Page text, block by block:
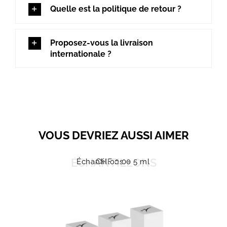
Quelle est la politique de retour ?
Proposez-vous la livraison
internationale ?
VOUS DEVRIEZ AUSSI AIMER
ÉCHANTILLONS
Échantillons- 5 ml
CHF0.00